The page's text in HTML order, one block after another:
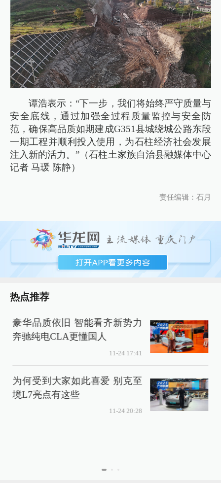
谭浩表示：“下一步，我们将始终严守质量与
安全底线，通过加强全过程质量监控与安全防
范，确保高品质如期建成G351县城绕城公路东段
一期工程并顺利投入使用，为石柱经济社会发展
注入新的活力。”（石柱土家族自治县融媒体中心
记者 马瑗 陈静）
责任编辑：石月
热点推荐
豪华品质依旧 智能看齐新势力
奔驰纯电CLA更懂国人
11-24 17:41
为何受到大家如此喜爱 别克至
境L7亮点有这些
11-24 20:28